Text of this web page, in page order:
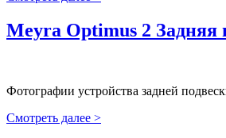
Meyra Optimus 2 Задняя
Фотографии устройства задней
Смотреть далее >